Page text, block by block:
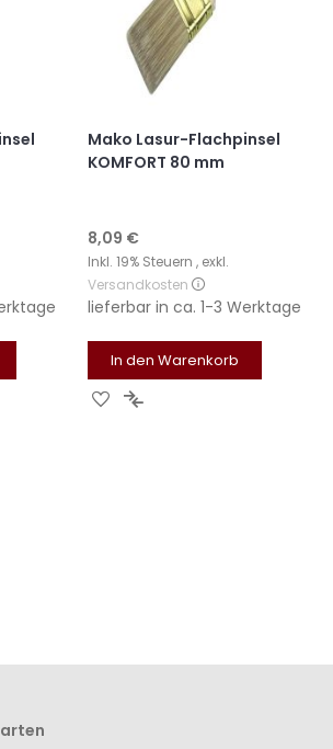
Mako Lasur-Flachpinsel
KOMFORT 80 mm
8,09 €
Inkl. 19% Steuern , exkl.
Versandkosten
lieferbar in ca. 1-3 Werktage
In den Warenkorb
Zur Zur